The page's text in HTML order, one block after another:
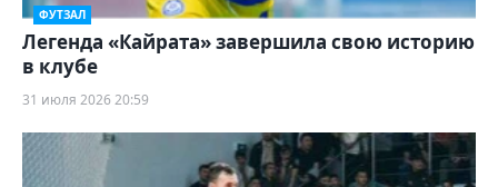
ФУТЗАЛ
Легенда «Кайрата» завершила свою историю
в клубе
31 июля 2026 20:59